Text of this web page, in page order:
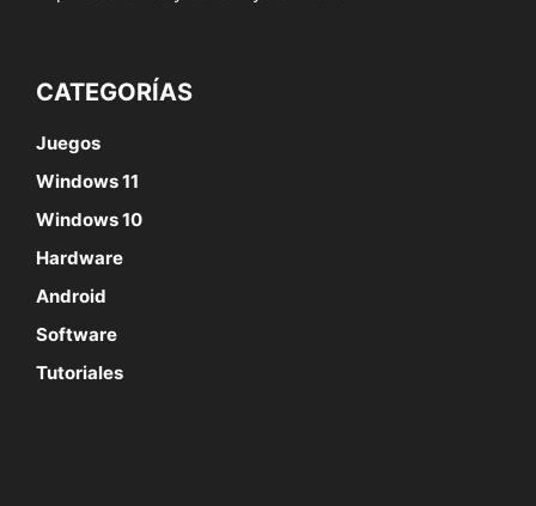
CATEGORÍAS
Juegos
Windows 11
Windows 10
Hardware
Android
Software
Tutoriales